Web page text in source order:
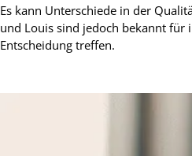
Es kann Unterschiede in der
und Louis sind jedoch bekannt für
Entscheidung treffen.